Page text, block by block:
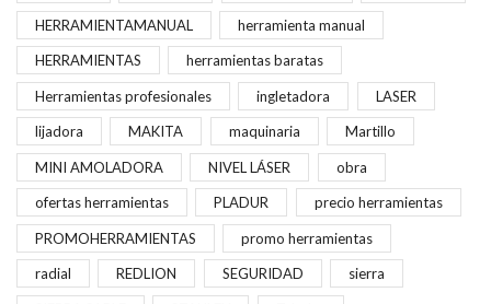
HERRAMIENTAMANUAL herramienta manual
HERRAMIENTAS herramientas baratas
Herramientas profesionales ingletadora LASER
lijadora MAKITA maquinaria Martillo
MINI AMOLADORA NIVEL LÁSER obra
ofertas herramientas PLADUR precio herramientas
PROMOHERRAMIENTAS promo herramientas
radial REDLION SEGURIDAD sierra